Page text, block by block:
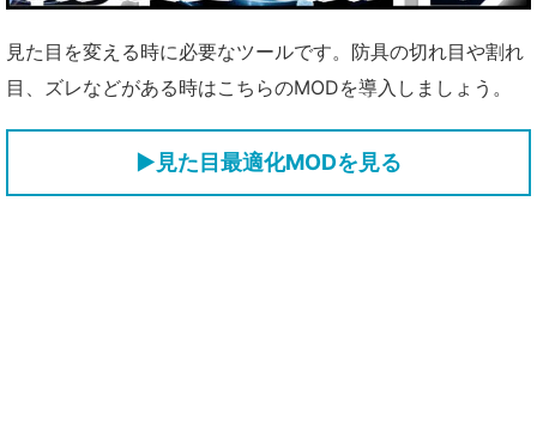
見た目を変える時に必要なツールです。防具の切れ目や割れ
目、ズレなどがある時はこちらのMODを導入しましょう。
▶見た目最適化MODを見る